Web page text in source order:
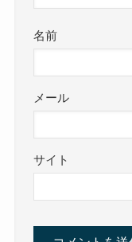
名前
メール
サイト